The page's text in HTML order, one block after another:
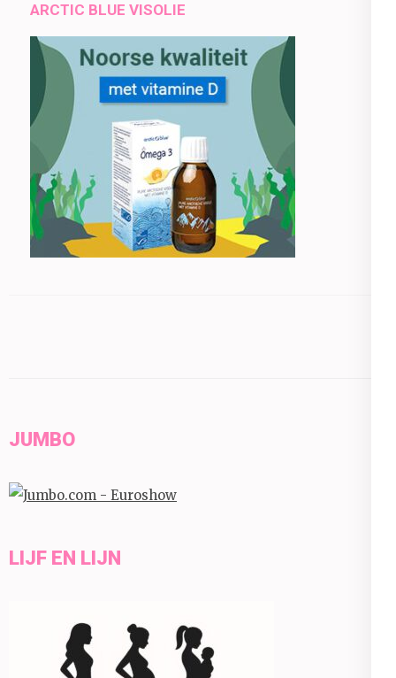
ARCTIC BLUE VISOLIE
JUMBO
LIJF EN LIJN